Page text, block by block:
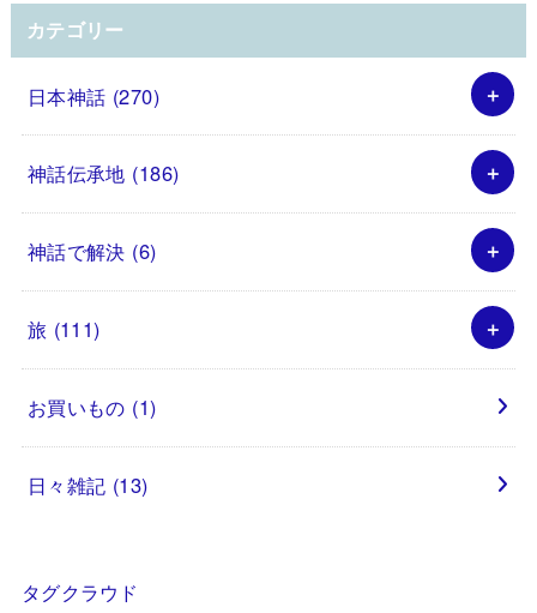
カテゴリー
日本神話 (270)
神話伝承地 (186)
神話で解決 (6)
旅 (111)
お買いもの (1)
日々雑記 (13)
タグクラウド